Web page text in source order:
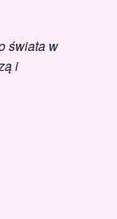
świata w
i